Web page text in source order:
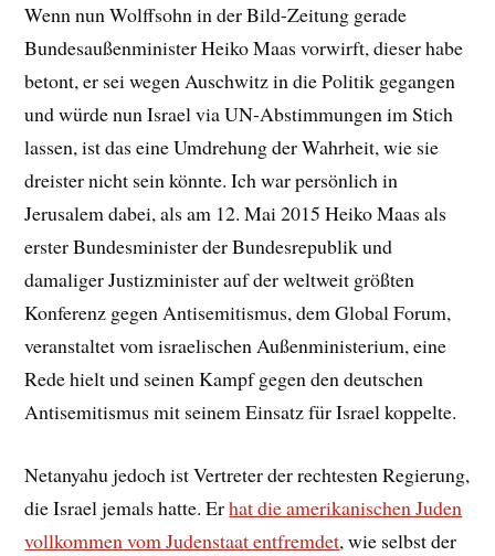
Wenn nun Wolffsohn in der Bild-Zeitung gerade
Bundesaußenminister Heiko Maas vorwirft, dieser habe
betont, er sei wegen Auschwitz in die Politik gegangen
und würde nun Israel via UN-Abstimmungen im Stich
lassen, ist das eine Umdrehung der Wahrheit, wie sie
dreister nicht sein könnte. Ich war persönlich in
Jerusalem dabei, als am 12. Mai 2015 Heiko Maas als
erster Bundesminister der Bundesrepublik und
damaliger Justizminister auf der weltweit größten
Konferenz gegen Antisemitismus, dem Global Forum,
veranstaltet vom israelischen Außenministerium, eine
Rede hielt und seinen Kampf gegen den deutschen
Antisemitismus mit seinem Einsatz für Israel koppelte.
Netanyahu jedoch ist Vertreter der rechtesten Regierung,
die Israel jemals hatte. Erhat die amerikanischen Juden
vollkommen vom Judenstaat entfremdet, wie selbst der